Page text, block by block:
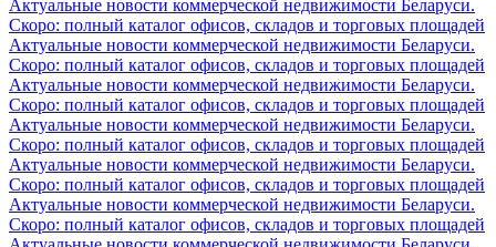
Актуальные новости коммерческой недвижимости Беларуси.
Скоро: полный каталог офисов, складов и торговых площадей
Актуальные новости коммерческой недвижимости Беларуси.
Скоро: полный каталог офисов, складов и торговых площадей
Актуальные новости коммерческой недвижимости Беларуси.
Скоро: полный каталог офисов, складов и торговых площадей
Актуальные новости коммерческой недвижимости Беларуси.
Скоро: полный каталог офисов, складов и торговых площадей
Актуальные новости коммерческой недвижимости Беларуси.
Скоро: полный каталог офисов, складов и торговых площадей
Актуальные новости коммерческой недвижимости Беларуси.
Скоро: полный каталог офисов, складов и торговых площадей